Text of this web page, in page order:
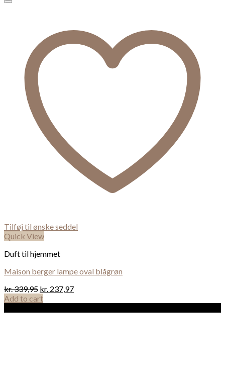
Tilføj til ønske seddel
Quick View
Duft til hjemmet
Maison berger lampe oval blågrøn
kr.339,95 kr. 237,97
Add to cart